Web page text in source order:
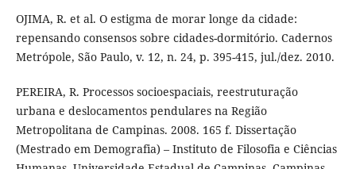
OJIMA, R. et al. O estigma de morar longe da cidade:
repensando consensos sobre cidades-dormitório. Cadernos
Metrópole, São Paulo, v. 12, n. 24, p. 395-415, jul./dez. 2010.
PEREIRA, R. Processos socioespaciais, reestruturação
urbana e deslocamentos pendulares na Região
Metropolitana de Campinas. 2008. 165 f. Dissertação
(Mestrado em Demografia) – Instituto de Filosofia e Ciências